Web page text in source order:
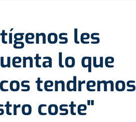
les
lo que
tendremos
coste"